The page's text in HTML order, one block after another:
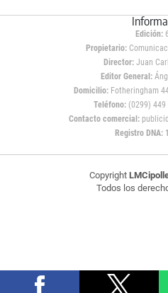
Edición:
Propietario:
Director: Juan
Editor General:
Domicilio:Fotheringham
Teléfono: (0299)
Contacto comercial:
Registro DNA:
Copyright
Todos los